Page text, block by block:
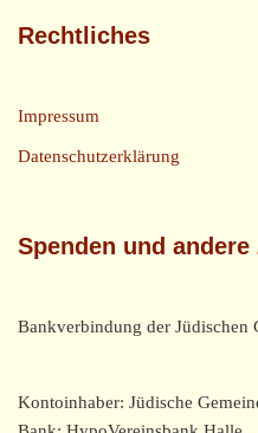
Rechtliches
Impressum
Datenschutzerklärung
Spenden und andere
Bankverbindung der Jüdischen
Kontoinhaber: Jüdische